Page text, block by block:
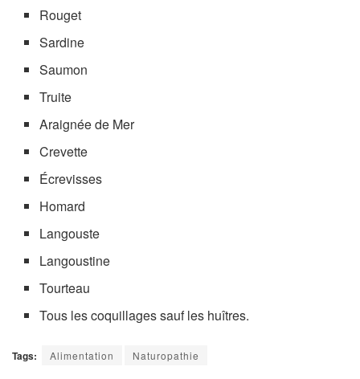
Rouget
Sardine
Saumon
Truite
Araignée de Mer
Crevette
Écrevisses
Homard
Langouste
Langoustine
Tourteau
Tous les coquillages sauf les huîtres.
Tags: Alimentation Naturopathie